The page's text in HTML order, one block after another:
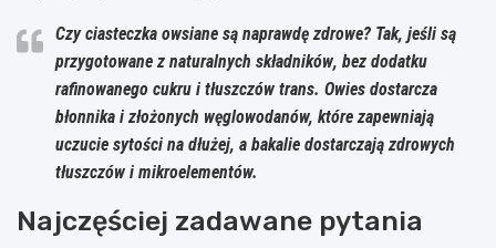
Czy ciasteczka owsiane są naprawdę zdrowe? Tak, jeśli są
przygotowane z naturalnych składników, bez dodatku
rafinowanego cukru i tłuszczów trans. Owies dostarcza
błonnika i złożonych węglowodanów, które zapewniają
uczucie sytości na dłużej, a bakalie dostarczają zdrowych
tłuszczów i mikroelementów.
Najczęściej zadawane pytania